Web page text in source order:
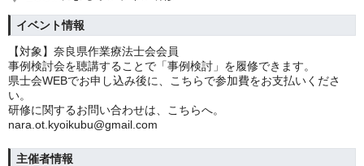
イベント情報
【対象】奈良県作業療法士会会員
事例検討会を聴講することで「事例検討」を履修できます。
県士会WEBでお申し込み後に、こちらで参加費をお支払いくださ
い。
研修に関するお問い合わせは、こちらへ。
nara.ot.kyoikubu@gmail.com
主催者情報